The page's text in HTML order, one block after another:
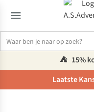
⛺️ 15%
Laatste